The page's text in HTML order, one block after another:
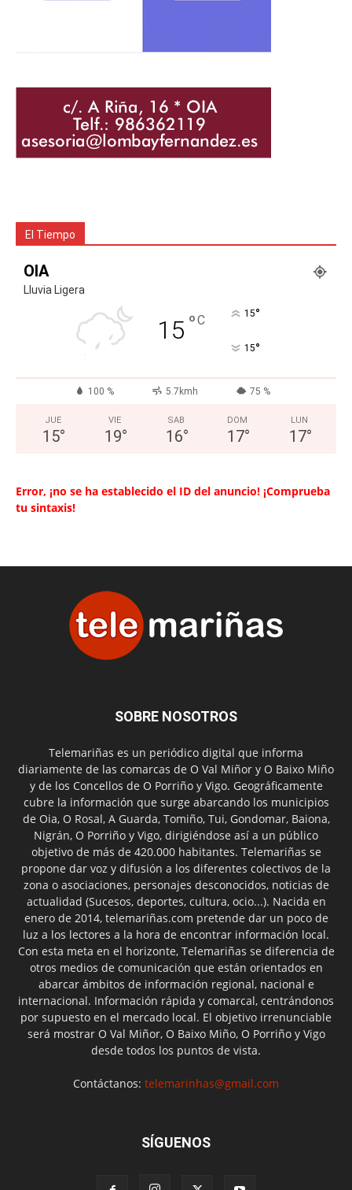
El Tiempo
OIA
Lluvia Ligera
15 °C 15°
15°
100 % 5.7kmh 75 %
JUE
15°
VIE
19°
SAB
16°
DOM
17°
LUN
17°
Error, ¡no se ha establecido el ID del anuncio! ¡Comprueba
tu sintaxis!
SOBRE NOSOTROS
Telemariñas es un periódico digital que informa
diariamente de las comarcas de O Val Miñor y O Baixo Miño
y de los Concellos de O Porriño y Vigo. Geográficamente
cubre la información que surge abarcando los municipios
de Oia, O Rosal, A Guarda, Tomiño, Tui, Gondomar, Baiona,
Nigrán, O Porriño y Vigo, dirigiéndose así a un público
objetivo de más de 420.000 habitantes. Telemariñas se
propone dar voz y difusión a los diferentes colectivos de la
zona o asociaciones, personajes desconocidos, noticias de
actualidad (Sucesos, deportes, cultura, ocio...). Nacida en
enero de 2014, telemariñas.com pretende dar un poco de
luz a los lectores a la hora de encontrar información local.
Con esta meta en el horizonte, Telemariñas se diferencia de
otros medios de comunicación que están orientados en
abarcar ámbitos de información regional, nacional e
internacional. Información rápida y comarcal, centrándonos
por supuesto en el mercado local. El objetivo irrenunciable
será mostrar O Val Miñor, O Baixo Miño, O Porriño y Vigo
desde todos los puntos de vista.
Contáctanos: telemarinhas@gmail.com
SÍGUENOS